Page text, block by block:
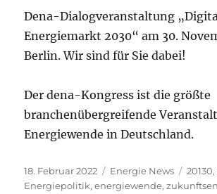
Dena-Dialogveranstaltung
Energiemarkt 2030“ am 30.
Berlin. Wir sind für Sie dabei!
Der dena-Kongress ist die größte
branchenübergreifende
Energiewende in Deutschland.
Veröffentlicht
am
18. Februar 2022 Kategorien
Energie News 20130,
Energiepolitik,energiewende,